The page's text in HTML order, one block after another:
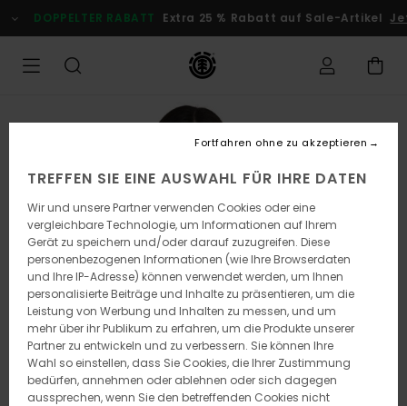
zur
Produktinformation
DOPPELTER RABATT Extra 25 % Rabatt auf Sale-Artikel
TREFFEN SIE EINE AUSWAHL FÜR IHRE DATEN
Wir und unsere Partner verwenden Cookies oder eine
vergleichbare Technologie, um Informationen auf Ihrem
Gerät zu speichern und/oder darauf zuzugreifen. Diese
personenbezogenen Informationen (wie Ihre Browserdaten
und Ihre IP-Adresse) können verwendet werden, um Ihnen
personalisierte Beiträge und Inhalte zu präsentieren, um die
Leistung von Werbung und Inhalten zu messen, und um
mehr über ihr Publikum zu erfahren, um die Produkte unserer
Partner zu entwickeln und zu verbessern. Sie können Ihre
Wahl so einstellen, dass Sie Cookies, die Ihrer Zustimmung
bedürfen, annehmen oder ablehnen oder sich dagegen
aussprechen, wenn Sie den betreffenden Cookies nicht
Fortfahren ohne zu akzeptieren